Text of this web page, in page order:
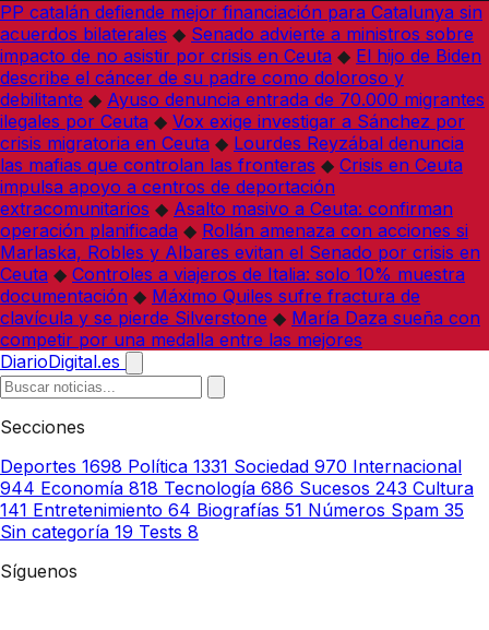
PP catalán defiende mejor financiación para Catalunya sin
acuerdos bilaterales ◆ Senado advierte a ministros sobre
impacto de no asistir por crisis en Ceuta ◆ El hijo de Biden
describe el cáncer de su padre como doloroso y
debilitante ◆ Ayuso denuncia entrada de 70.000 migrantes
ilegales por Ceuta ◆ Vox exige investigar a Sánchez por
crisis migratoria en Ceuta ◆ Lourdes Reyzábal denuncia
las mafias que controlan las fronteras ◆ Crisis en Ceuta
impulsa apoyo a centros de deportación
extracomunitarios ◆ Asalto masivo a Ceuta: confirman
operación planificada ◆ Rollán amenaza con acciones si
Marlaska, Robles y Albares evitan el Senado por crisis en
Ceuta ◆ Controles a viajeros de Italia: solo 10% muestra
documentación ◆ Máximo Quiles sufre fractura de
clavícula y se pierde Silverstone ◆ María Daza sueña con
competir por una medalla entre las mejores
DiarioDigital.es
Secciones
Deportes 1698 Política 1331 Sociedad 970 Internacional
944 Economía 818 Tecnología 686 Sucesos 243 Cultura
141 Entretenimiento 64 Biografías 51 Números Spam 35
Sin categoría 19 Tests 8
Síguenos